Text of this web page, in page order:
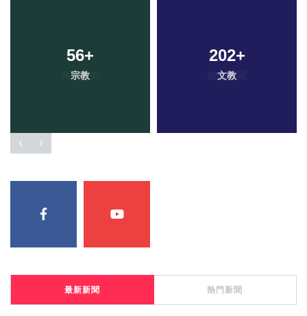
56+
宗教
202+
文教
最新新聞 熱門新聞